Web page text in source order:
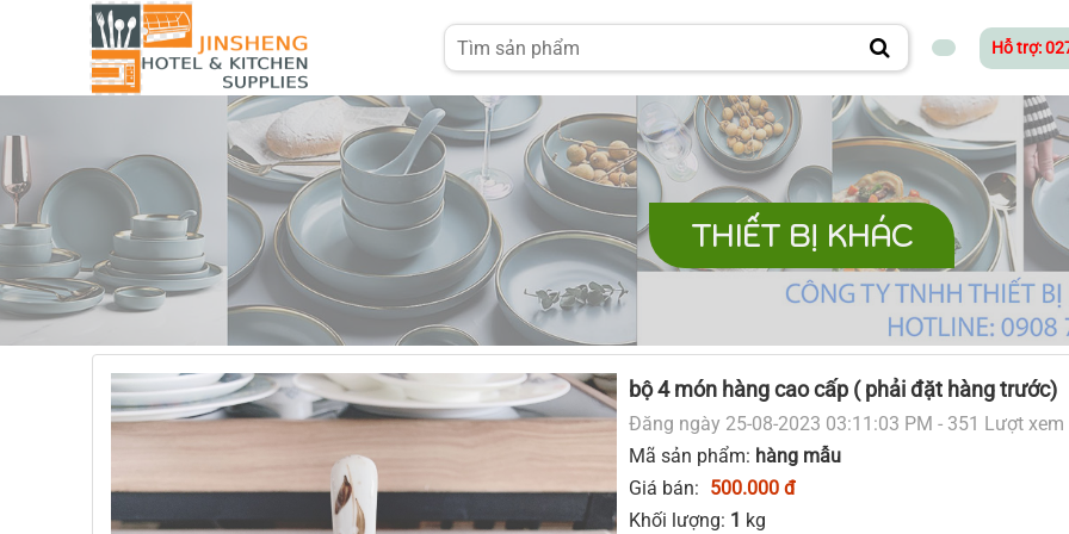
Hỗ trợ:
THIẾT BỊ KHÁC
bộ 4 món hàng cao cấp ( phải đặt hàng trước)
Đăng ngày 25-08-2023 03:11:03 PM - 351 Lượt xem
Mã sản phẩm: hàng mẫu
Giá bán: 500.000 đ
Khối lượng: 1 kg